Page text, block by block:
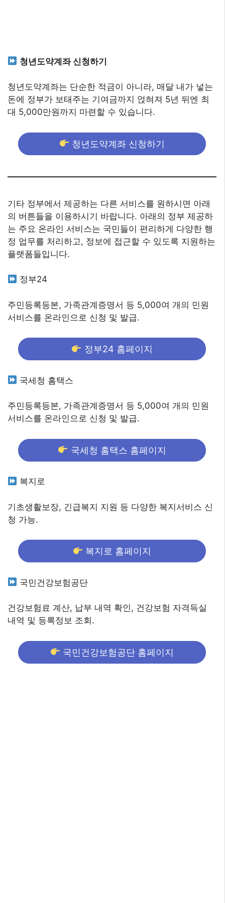
청년도약계좌 신청하기
청년도약계좌는 단순한 적금이 아니라, 매달 내가 넣는
돈에 정부가 보태주는 기여금까지 얹혀져 5년 뒤엔 최
대 5,000만원까지 마련할 수 있습니다.
청년도약계좌 신청하기
기타 정부에서 제공하는 다른 서비스를 원하시면 아래
의 버튼들을 이용하시기 바랍니다. 아래의 정부 제공하
는 주요 온라인 서비스는 국민들이 편리하게 다양한 행
정 업무를 처리하고, 정보에 접근할 수 있도록 지원하는
플랫폼들입니다.
정부24
주민등록등본, 가족관계증명서 등 5,000여 개의 민원
서비스를 온라인으로 신청 및 발급.
정부24 홈페이지
국세청 홈택스
주민등록등본, 가족관계증명서 등 5,000여 개의 민원
서비스를 온라인으로 신청 및 발급.
국세청 홈택스 홈페이지
복지로
기초생활보장, 긴급복지 지원 등 다양한 복지서비스 신
청 가능.
복지로 홈페이지
국민건강보험공단
건강보험료 계산, 납부 내역 확인, 건강보험 자격득실
내역 및 등록정보 조회.
국민건강보험공단 홈페이지